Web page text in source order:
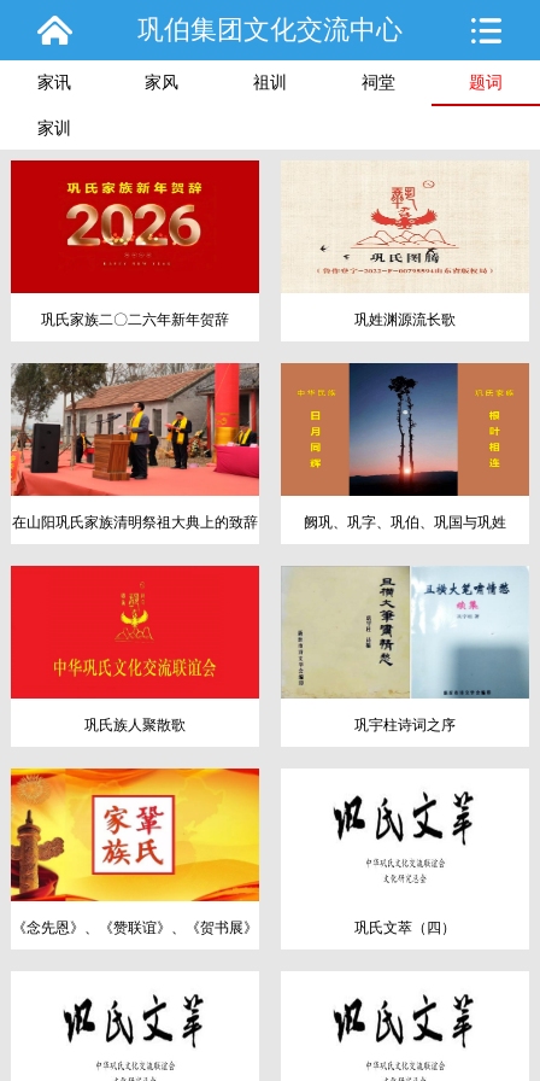
巩伯集团文化交流中心
家讯 家风 祖训 祠堂 题词
家训
巩氏家族二〇二六年新年贺辞 巩姓渊源流长歌
在山阳巩氏家族清明祭祖大典上的致辞 阙巩、巩字、巩伯、巩国与巩姓
巩氏族人聚散歌 巩宇柱诗词之序
《念先恩》、《赞联谊》、《贺​书展》 巩氏文萃（四）